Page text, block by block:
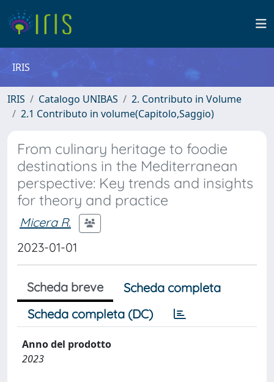
IRIS
IRIS Catalogo UNIBAS
2. Contributo in Volume
2.1 Contributo in volume(Capitolo,Saggio)
From culinary heritage to foodie
destinations in the Mediterranean
perspective: Key trends and insights
for theory and practice
Micera R.
2023-01-01
Scheda breve
Scheda completa
Scheda completa (DC)
Anno del prodotto
2023